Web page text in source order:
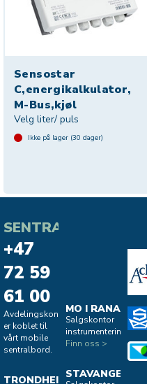
Sensostar
C,energikalkulator,
M-Bus,kjøl
Velg liter/ puls
Ikke på lager (30 dager)
SENTRALBORD
+47
72 59
61 00
Avdelingskontorene
er koblet til
vårt mobile
sentralbord.
TRONDHEIM
MO I RANA
Salgskontor
instrumentering
Finn oss >
STAVANGER